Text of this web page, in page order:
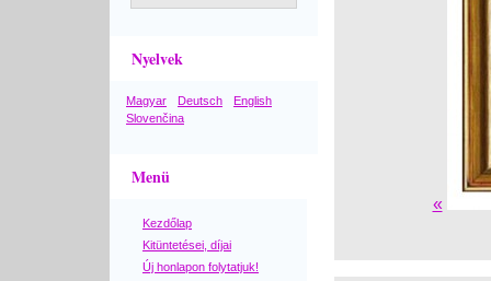
Nyelvek
Magyar Deutsch
English
Slovenčina
Menü
Kezdőlap
Kitüntetései, díjai
Új honlapon folytatjuk!
«